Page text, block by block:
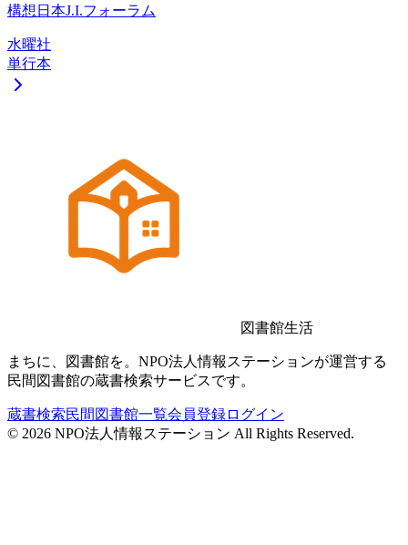
構想日本J.I.フォーラム
水曜社
単行本
図書館生活
まちに、図書館を。NPO法人情報ステーションが運営する
民間図書館の蔵書検索サービスです。
蔵書検索民間図書館一覧会員登録ログイン
© 2026 NPO法人情報ステーション All Rights Reserved.